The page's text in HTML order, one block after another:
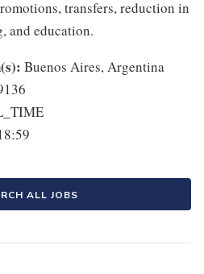
transfers, reduction in
and education.
Buenos Aires, Argentina
ALL JOBS